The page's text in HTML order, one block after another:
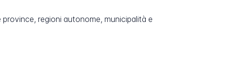
regioni autonome, municipalità e